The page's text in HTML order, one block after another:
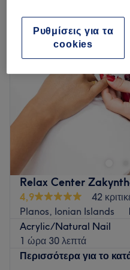
Relax Center
4,9
42
Planos, Ionian Islands
Acrylic/Natural Nail
1 ώρα 30 λεπτά
Περισσότερα για το
Ρυθμίσεις για τα
cookies